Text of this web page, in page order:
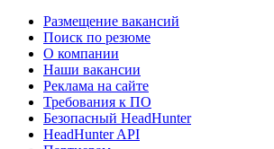
Размещение вакансий
Поиск по резюме
О компании
Наши вакансии
Реклама на сайте
Требования к ПО
Безопасный HeadHunter
HeadHunter API